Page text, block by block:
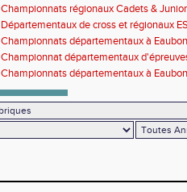
Championnats régionaux Cadets &
performances avant le Meeting de Paris
Départementaux de cross et régionaux
Championnats départementaux à
Championnat départementaux
Championnats départementaux à